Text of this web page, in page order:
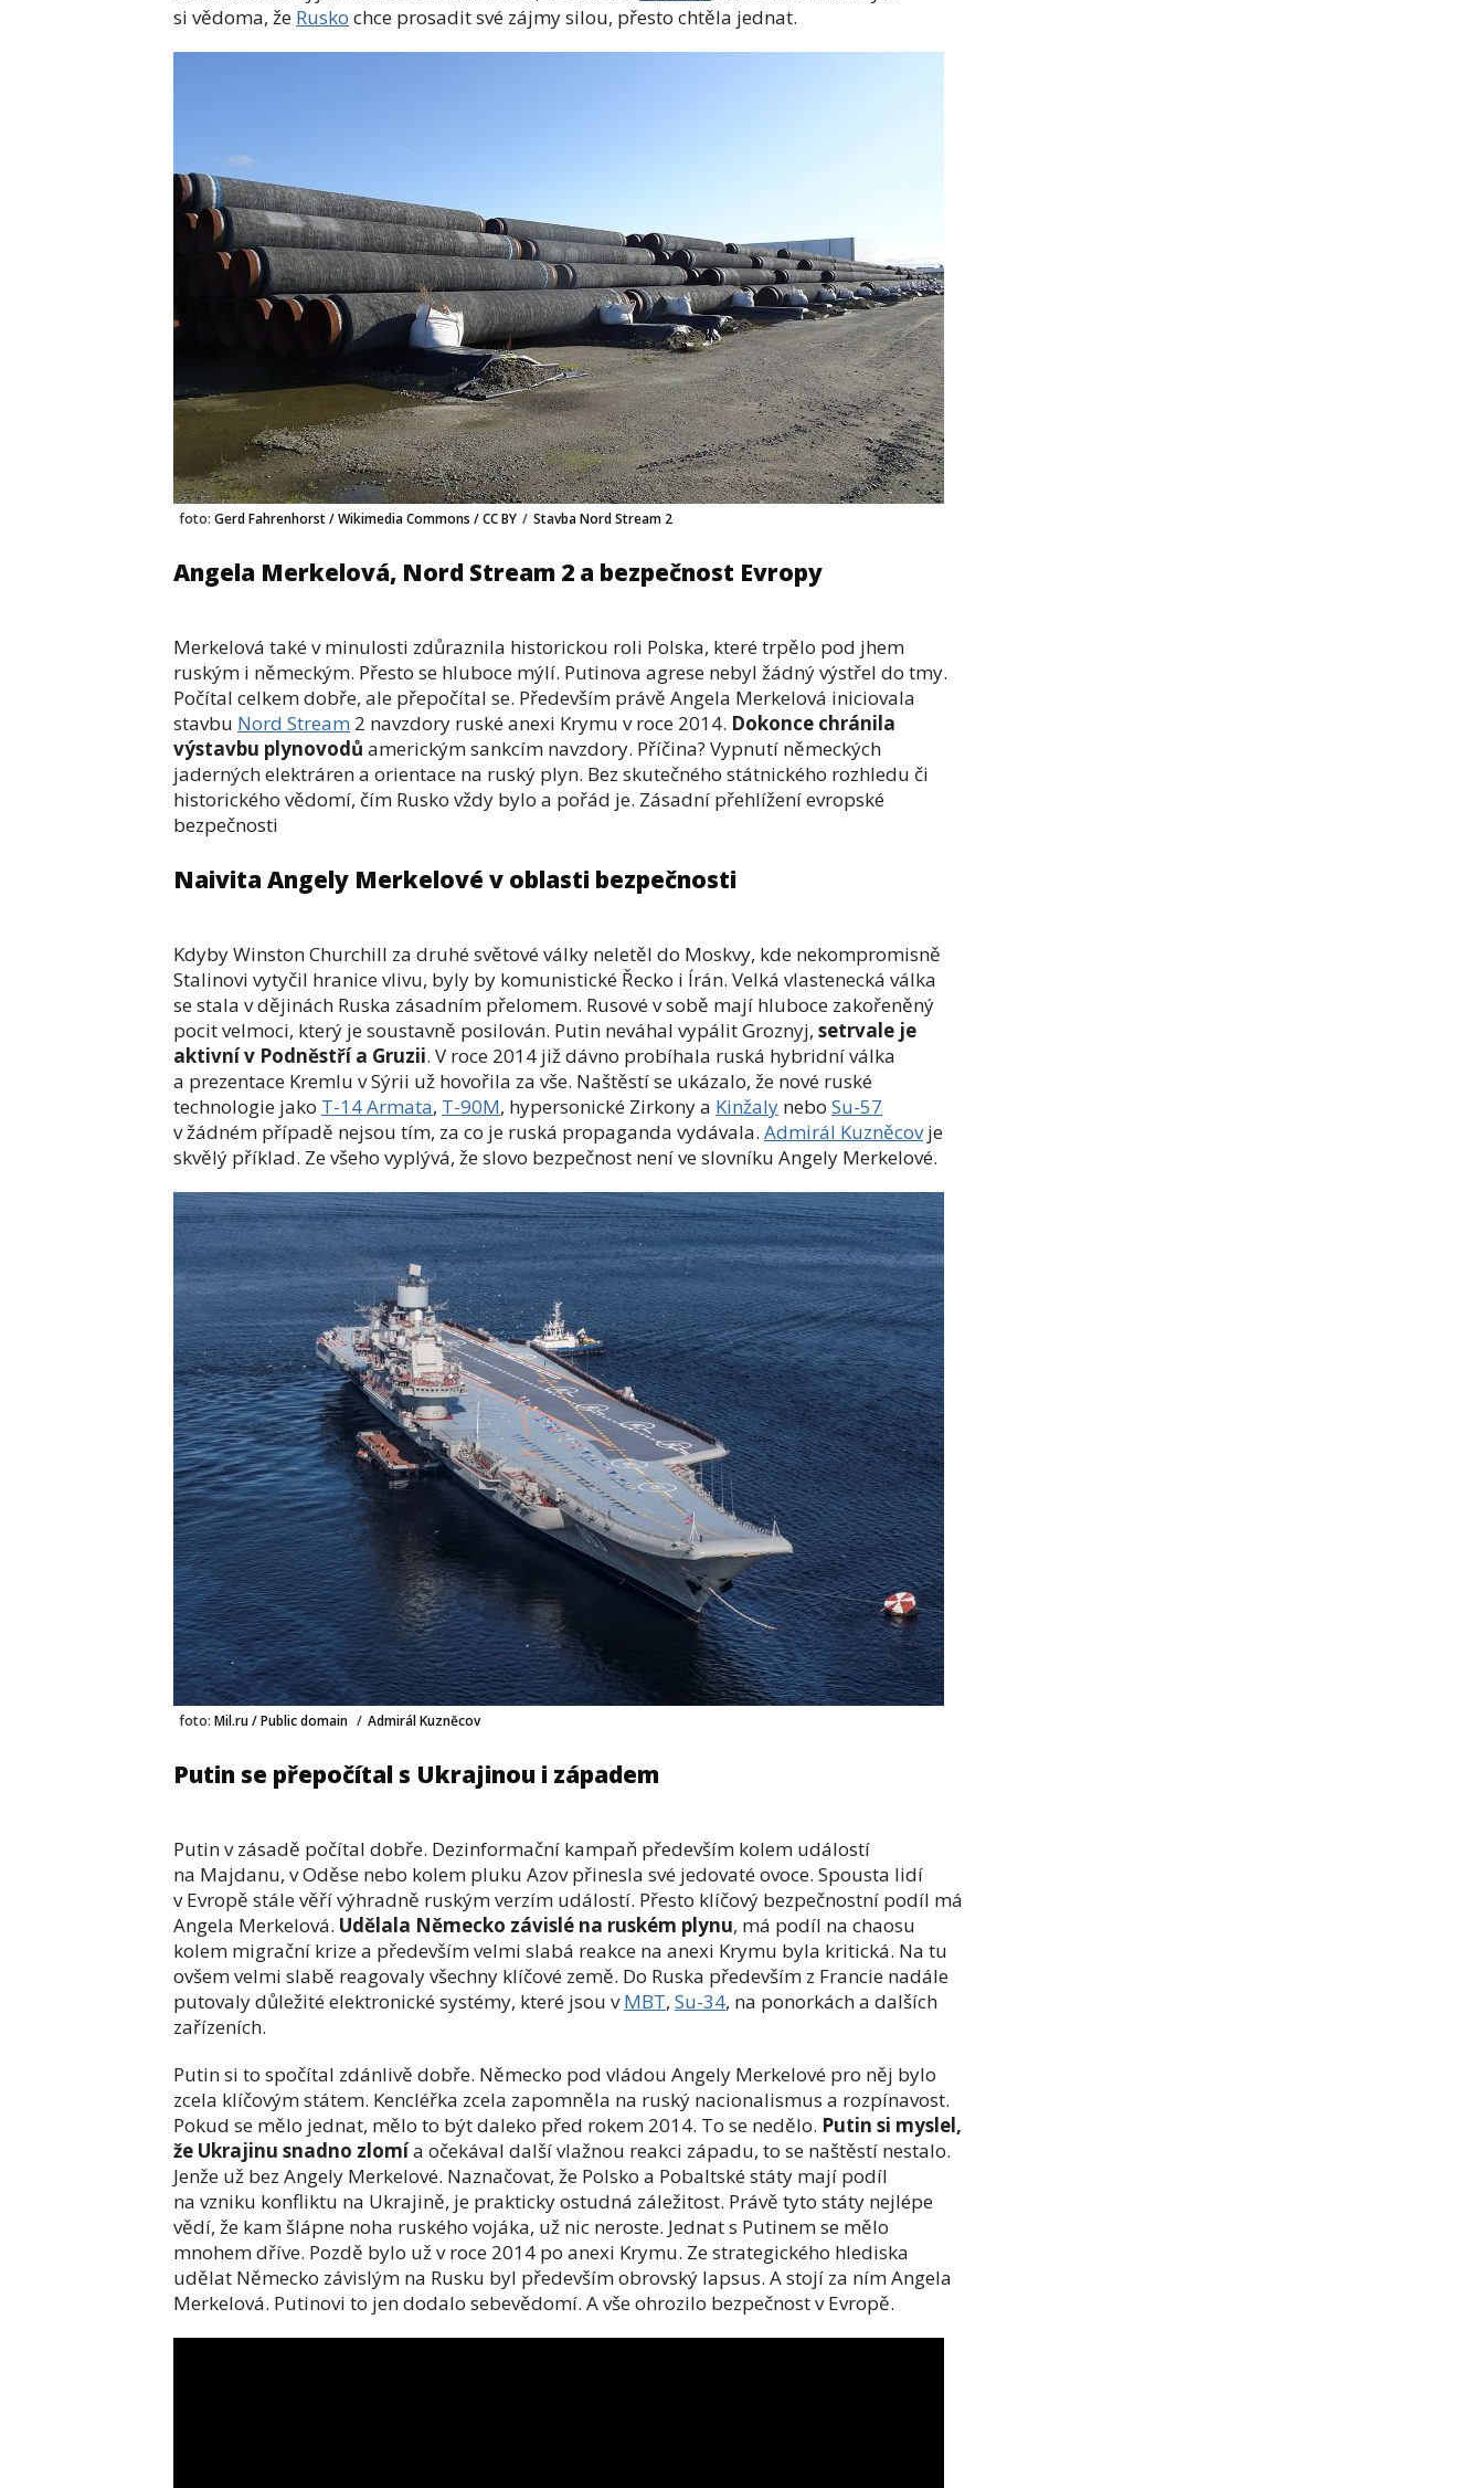
si vědoma, že Rusko chce prosadit své zájmy silou, přesto chtěla jednat.
foto: Gerd Fahrenhorst / Wikimedia Commons / CC BY / Stavba Nord Stream 2
Angela Merkelová, Nord Stream 2 a bezpečnost Evropy
Merkelová také v minulosti zdůraznila historickou roli Polska, které trpělo pod jhem
ruským i německým. Přesto se hluboce mýlí. Putinova agrese nebyl žádný výstřel do tmy.
Počítal celkem dobře, ale přepočítal se. Především právě Angela Merkelová iniciovala
stavbu Nord Stream 2 navzdory ruské anexi Krymu v roce 2014. Dokonce chránila
výstavbu plynovodů americkým sankcím navzdory. Příčina? Vypnutí německých
jaderných elektráren a orientace na ruský plyn. Bez skutečného státnického rozhledu či
historického vědomí, čím Rusko vždy bylo a pořád je. Zásadní přehlížení evropské
bezpečnosti
Naivita Angely Merkelové v oblasti bezpečnosti
Kdyby Winston Churchill za druhé světové války neletěl do Moskvy, kde nekompromisně
Stalinovi vytyčil hranice vlivu, byly by komunistické Řecko i Írán. Velká vlastenecká válka
se stala v dějinách Ruska zásadním přelomem. Rusové v sobě mají hluboce zakořeněný
pocit velmoci, který je soustavně posilován. Putin neváhal vypálit Groznyj, setrvale je
aktivní v Podněstří a Gruzii. V roce 2014 již dávno probíhala ruská hybridní válka
a prezentace Kremlu v Sýrii už hovořila za vše. Naštěstí se ukázalo, že nové ruské
technologie jako T-14 Armata, T-90M, hypersonické Zirkony a Kinžaly nebo Su-57
v žádném případě nejsou tím, za co je ruská propaganda vydávala. Admirál Kuzněcovje
skvělý příklad. Ze všeho vyplývá, že slovo bezpečnost není ve slovníku Angely Merkelové.
foto: Mil.ru / Public domain / Admirál Kuzněcov
Putin se přepočítal s Ukrajinou i západem
Putin v zásadě počítal dobře. Dezinformační kampaň především kolem událostí
na Majdanu, v Oděse nebo kolem pluku Azov přinesla své jedovaté ovoce. Spousta lidí
v Evropě stále věří výhradně ruským verzím událostí. Přesto klíčový bezpečnostní podíl má
Angela Merkelová. Udělala Německo závislé na ruském plynu, má podíl na chaosu
kolem migrační krize a především velmi slabá reakce na anexi Krymu byla kritická. Na tu
ovšem velmi slabě reagovaly všechny klíčové země. Do Ruska především z Francie nadále
putovaly důležité elektronické systémy, které jsou vMBT, Su-34, na ponorkách a dalších
zařízeních.
Putin si to spočítal zdánlivě dobře. Německo pod vládou Angely Merkelové pro něj bylo
zcela klíčovým státem. Kencléřka zcela zapomněla na ruský nacionalismus a rozpínavost.
Pokud se mělo jednat, mělo to být daleko před rokem 2014. To se nedělo. Putin si myslel,
že Ukrajinu snadno zlomía očekával další vlažnou reakci západu, to se naštěstí nestalo.
Jenže už bez Angely Merkelové. Naznačovat, že Polsko a Pobaltské státy mají podíl
na vzniku konfliktu na Ukrajině, je prakticky ostudná záležitost. Právě tyto státy nejlépe
vědí, že kam šlápne noha ruského vojáka, už nic neroste. Jednat s Putinem se mělo
mnohem dříve. Pozdě bylo už v roce 2014 po anexi Krymu. Ze strategického hlediska
udělat Německo závislým na Rusku byl především obrovský lapsus. A stojí za ním Angela
Merkelová. Putinovi to jen dodalo sebevědomí. A vše ohrozilo bezpečnost v Evropě.